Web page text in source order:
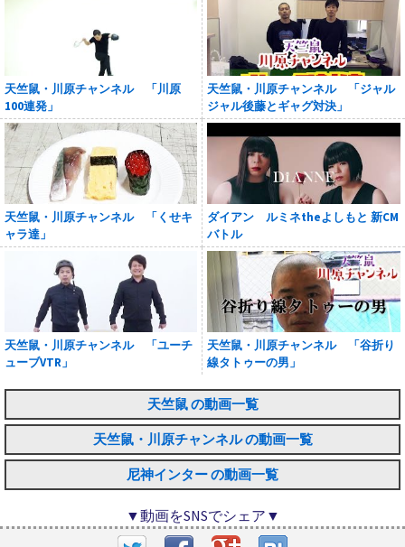
天竺鼠・川原チャンネル 「川原
100連発」
天竺鼠・川原チャンネル 「ジャル
ジャル後藤とギャグ対決」
天竺鼠・川原チャンネル 「くせキ
ャラ達」
ダイアン ルミネtheよしもと 新CM
バトル
天竺鼠・川原チャンネル 「ユーチ
ューブVTR」
天竺鼠・川原チャンネル 「谷折り
線タトゥーの男」
天竺鼠 の動画一覧
天竺鼠・川原チャンネル の動画一覧
尼神インター の動画一覧
▼動画をSNSでシェア▼